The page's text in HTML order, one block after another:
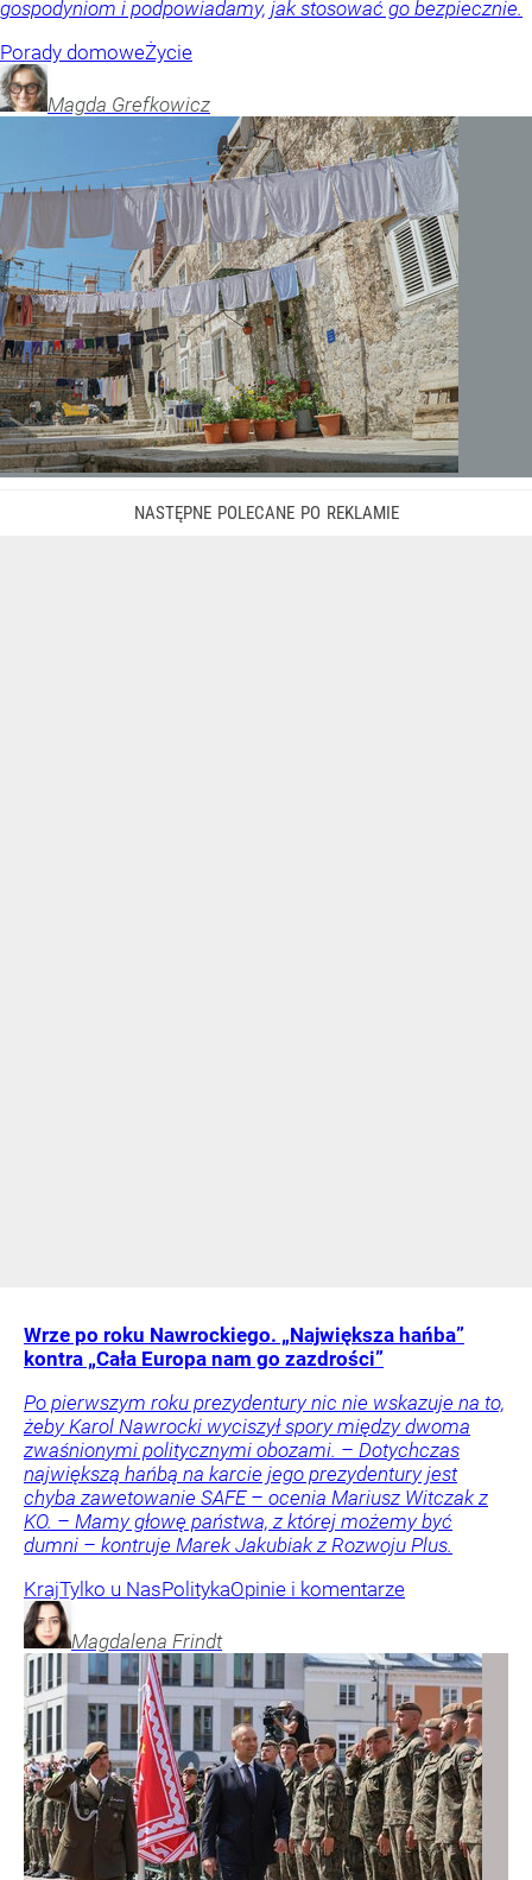
gospodyniom i podpowiadamy, jak stosować go bezpiecznie.
Porady domoweŻycie
Magda Grefkowicz
Wrze po roku Nawrockiego. „Największa hańba”
kontra „Cała Europa nam go zazdrości”
Po pierwszym roku prezydentury nic nie wskazuje na to,
żeby Karol Nawrocki wyciszył spory między dwoma
zwaśnionymi politycznymi obozami. – Dotychczas
największą hańbą na karcie jego prezydentury jest
chyba zawetowanie SAFE – ocenia Mariusz Witczak z
KO. – Mamy głowę państwa, z której możemy być
dumni – kontruje Marek Jakubiak z Rozwoju Plus.
KrajTylko u NasPolitykaOpinie i komentarze
Magdalena Frindt